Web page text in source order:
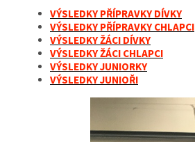
VÝSLEDKY PŘÍPRAVKY DÍVKY
VÝSLEDKY PŘÍPRAVKY CHLAPCI
VÝSLEDKY ŽÁCI DÍVKY
VÝSLEDKY ŽÁCI CHLAPCI
VÝSLEDKY JUNIORKY
VÝSLEDKY JUNIOŘI